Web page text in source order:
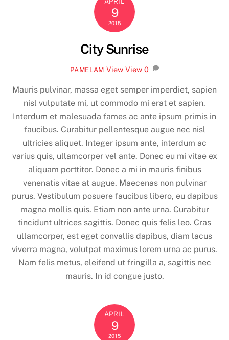
9
2015
City Sunrise
PAMELAM View View 0
Mauris pulvinar, massa eget semper imperdiet, sapien
nisl vulputate mi, ut commodo mi erat et sapien.
Interdum et malesuada fames ac ante ipsum primis in
faucibus. Curabitur pellentesque augue nec nisl
ultricies aliquet. Integer ipsum ante, interdum ac
varius quis, ullamcorper vel ante. Donec eu mi vitae ex
aliquam porttitor. Donec a mi in mauris finibus
venenatis vitae at augue. Maecenas non pulvinar
purus. Vestibulum posuere faucibus libero, eu dapibus
magna mollis quis. Etiam non ante urna. Curabitur
tincidunt ultrices sagittis. Donec quis felis leo. Cras
ullamcorper, est eget convallis dapibus, diam lacus
viverra magna, volutpat maximus lorem urna ac purus.
Nam felis metus, eleifend ut fringilla a, sagittis nec
mauris. In id congue justo.
APRIL
9
2015